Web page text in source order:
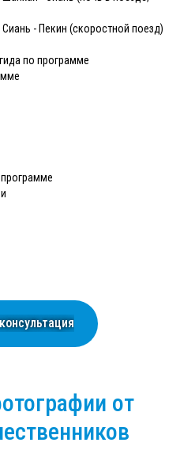
- Пекин (скоростной поезд)
по программе
программе
от